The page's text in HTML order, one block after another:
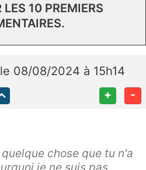
10 PREMIERS
le 08/08/2024 à 15h14
+ -
chose que tu n'a
je ne suis pas